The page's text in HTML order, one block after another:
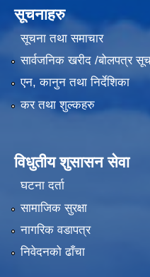
सूचनाहरु
सूचना तथा समाचार
सार्वजनिक खरीद /बोलपत्र
एन, कानुन तथा निर्देशिका
कर तथा शुल्कहरु
विधुतीय शुसासन सेवा
घटना दर्ता
सामाजिक सुरक्षा
नागरिक वडापत्र
निवेदनको ढाँचा